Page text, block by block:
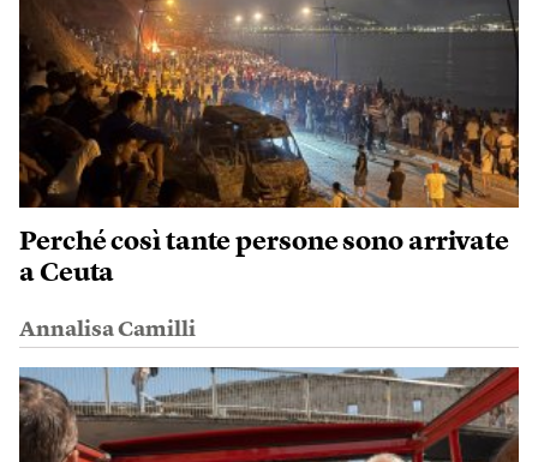
Perché così tante persone sono arrivate
a Ceuta
Annalisa Camilli